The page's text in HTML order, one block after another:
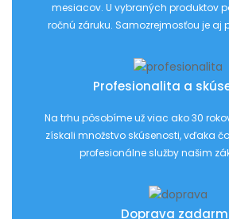
mesiacov. U vybraných produktov
ročnú záruku. Samozrejmosťou je aj
Profesionalita a
Na trhu pôsobíme už viac ako 30
získali množstvo skúsenosti, vďaka
profesionálne služby našim
Doprava